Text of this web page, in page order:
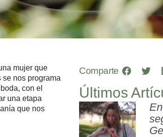
mujer que
nos programa
con el
una etapa
que nos
Comparte
Últimos